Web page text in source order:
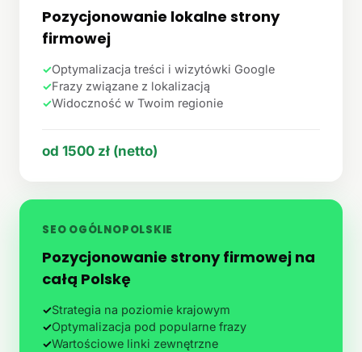
Pozycjonowanie lokalne strony
firmowej
✓Optymalizacja treści i wizytówki Google
✓Frazy związane z lokalizacją
✓Widoczność w Twoim regionie
od 1500 zł (netto)
SEO OGÓLNOPOLSKIE
Pozycjonowanie strony firmowej na
całą Polskę
✓Strategia na poziomie krajowym
✓Optymalizacja pod popularne frazy
✓Wartościowe linki zewnętrzne